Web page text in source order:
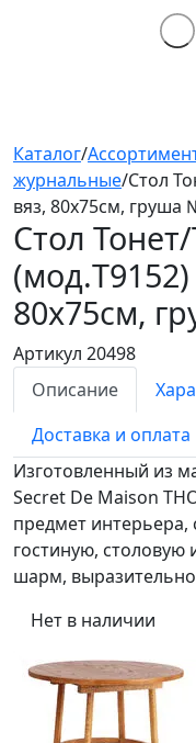
Каталог/
журнальные/Стол
вяз, 80х75см, груша
Стол
(мод.T9152)
80х75см,
Артикул 20498
Описание
Доставка и оплата
Изготовленный из
Secret De Maison
предмет
гостиную,
шарм,
Нет в наличии